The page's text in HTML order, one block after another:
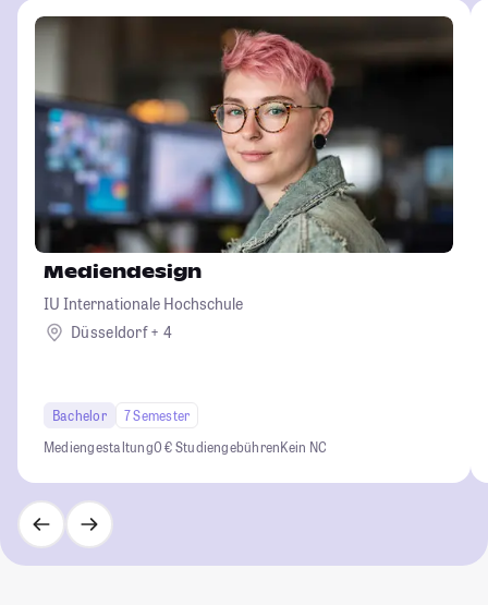
Mediendesign
IU Internationale Hochschule
Düsseldorf + 4
Bachelor
7 Semester
Mediengestaltung0 € StudiengebührenKein NC